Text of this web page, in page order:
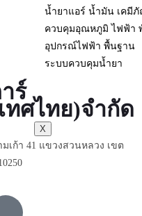
น้ำยาแอร์ น้ำมัน เคมี
ควบคุมอุณหภูมิ ไฟฟ้า
อุปกรณ์ไฟฟ้า พื้นฐาน
ระบบควบคุมน้ำยา
ติดต่อเรา
X
ร์
ทศไทย)จำกัด
เก้า 41 แขวงสวนหลวง เขต